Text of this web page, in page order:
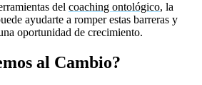
del coaching ontológico, la
ayudarte a romper estas barreras y
oportunidad de crecimiento.
al Cambio?